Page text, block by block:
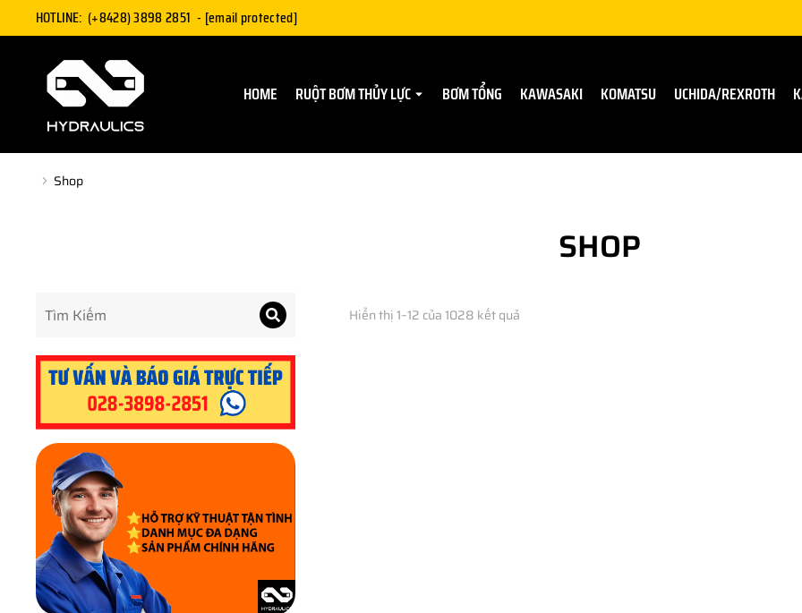
HOTLINE: (+8428) 3898 2851 - [email protected]
HOME RUỘT BƠM THỦY LỰC BƠM TỔNG KAWASAKI KOMATSU UCHIDA/REXROTH
You are here:
Shop
SHOP
Hiển thị 1–12 của 1028 kết quả